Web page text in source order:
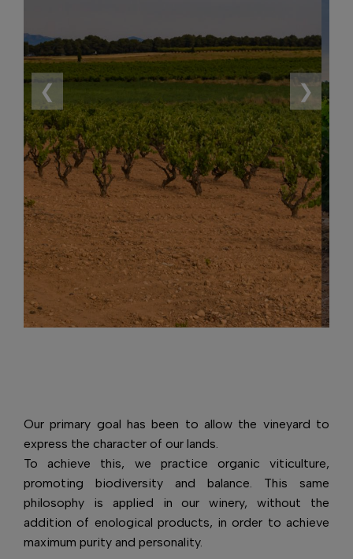
❮ ❯
Our primary goal has been to allow the vineyard to
express the character of our lands.
To achieve this, we practice organic viticulture,
promoting biodiversity and balance. This same
philosophy is applied in our winery, without the
addition of enological products, in order to achieve
maximum purity and personality.